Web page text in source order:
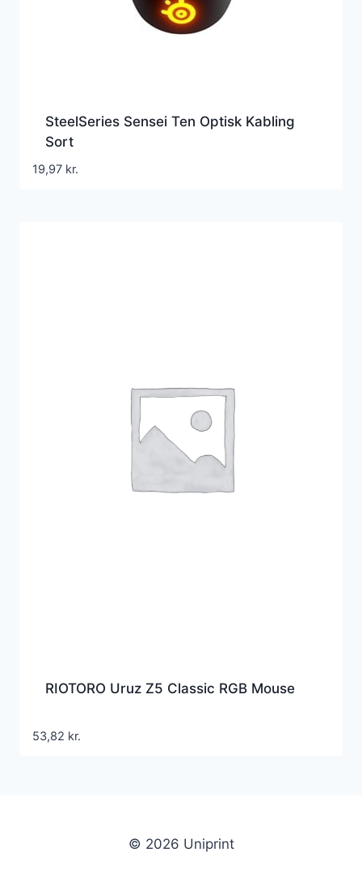
SteelSeries Sensei Ten Optisk Kabling
Sort
19,97 kr.
RIOTORO Uruz Z5 Classic RGB Mouse
53,82 kr.
© 2026 Uniprint